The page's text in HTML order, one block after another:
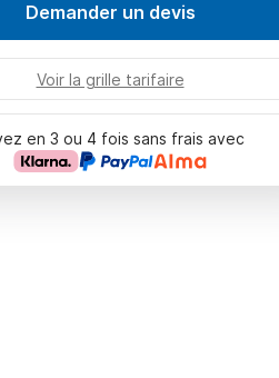
Demander un devis
Voir la grille tarifaire
en 3 ou 4 fois sans frais avec